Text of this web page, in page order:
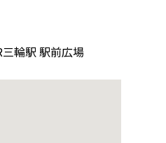
輪駅 駅前広場
ハイパー縁側@私市
ハイパー縁側@三輪